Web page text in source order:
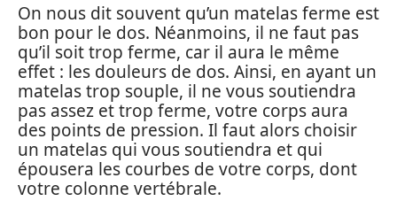
On nous dit souvent qu’un matelas ferme est
bon pour le dos. Néanmoins, il ne faut pas
qu’il soit trop ferme, car il aura le même
effet : les douleurs de dos. Ainsi, en ayant un
matelas trop souple, il ne vous soutiendra
pas assez et trop ferme, votre corps aura
des points de pression. Il faut alors choisir
un matelas qui vous soutiendra et qui
épousera les courbes de votre corps, dont
votre colonne vertébrale.